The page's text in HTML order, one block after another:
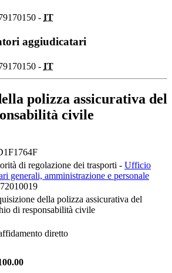
- IT
aggiudicatari
- IT
polizza assicurativa del
civile
di regolazione dei trasporti - Ufficio
generali, amministrazione e personale
della polizza assicurativa del
di responsabilità civile
diretto